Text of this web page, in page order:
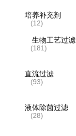
培养补充剂
(12)
生物工艺过滤
(181)
直流过滤
(93)
液体除菌过滤
(28)